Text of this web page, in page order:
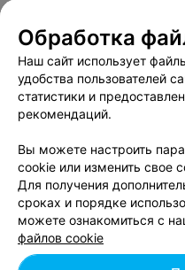
Вакансии
Публичный договор
Связаться по
Написать
Обработка
Обработка
Наш сайт использует
удобства пользователей
статистики и
рекомендаций.
Вы можете настроить
cookie или изменить свое
Для получения
сроках и порядке
можете ознакомиться с
файлов cookie